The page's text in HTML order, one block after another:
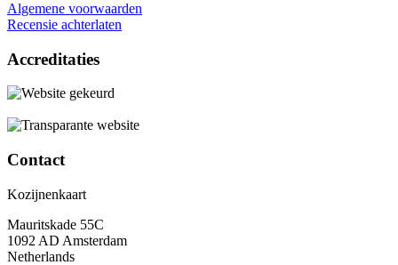
Algemene voorwaarden
Recensie achterlaten
Accreditaties
Contact
Kozijnenkaart
Mauritskade 55C
1092 AD Amsterdam
Netherlands